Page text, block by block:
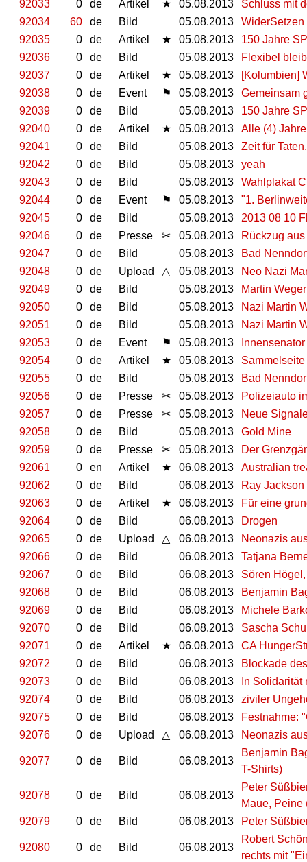
92033
0 de Artikel ★ 05.08.2013
Schluss mit
92034
60 de Bild 05.08.2013
WiderSetzen
92035
0 de Artikel ★ 05.08.2013
150 Jahre
92036
0 de Bild 05.08.2013
Flexibel
92037
0 de Artikel ★ 05.08.2013
[Kolumbien]
92038
0 de Event ⚑ 05.08.2013
Gemeinsam
92039
0 de Bild 05.08.2013
150 Jahre
92040
0 de Artikel ★ 05.08.2013
Alle (4)
92041
0 de Bild 05.08.2013
Zeit für
92042
0 de Bild 05.08.2013
yeah
92043
0 de Bild 05.08.2013
Wahlplakat
92044
0 de Event ⚑ 05.08.2013
"1.
92045
0 de Bild 05.08.2013
2013 08 10
92046
0 de Presse ✂ 05.08.2013
Rückzug
92047
0 de Bild 05.08.2013
Bad
92048
0 de Upload △ 05.08.2013
Neo Nazi
92049
0 de Bild 05.08.2013
Martin
92050
0 de Bild 05.08.2013
Nazi Martin
92051
0 de Bild 05.08.2013
Nazi Martin
92053
0 de Event ⚑ 05.08.2013
92054
0 de Artikel ★ 05.08.2013
92055
0 de Bild 05.08.2013
Bad
92056
0 de Presse ✂ 05.08.2013
Polizeiauto
92057
0 de Presse ✂ 05.08.2013
Neue
92058
0 de Bild 05.08.2013
Gold Mine
92059
0 de Presse ✂ 05.08.2013
Der
92061
0 en Artikel ★ 06.08.2013
Australian
92062
0 de Bild 06.08.2013
Ray Jackson
92063
0 de Artikel ★ 06.08.2013
Für eine
92064
0 de Bild 06.08.2013
Drogen
92065
0 de Upload △ 06.08.2013
Neonazis
92066
0 de Bild 06.08.2013
Tatjana
92067
0 de Bild 06.08.2013
Sören
92068
0 de Bild 06.08.2013
Benjamin
92069
0 de Bild 06.08.2013
Michele
92070
0 de Bild 06.08.2013
Sascha
92071
0 de Artikel ★ 06.08.2013
CA
92072
0 de Bild 06.08.2013
Blockade
92073
0 de Bild 06.08.2013
In
92074
0 de Bild 06.08.2013
ziviler
92075
0 de Bild 06.08.2013
Festnahme:
92076
0 de Upload △ 06.08.2013 Neonazis
92077 0 de Bild 06.08.2013
Benjamin
T-Shirts)
92078 0 de Bild 06.08.2013
Peter
Maue, Peine
92079
0 de Bild 06.08.2013 Peter
92080 0 de Bild 06.08.2013
Robert
rechts mit